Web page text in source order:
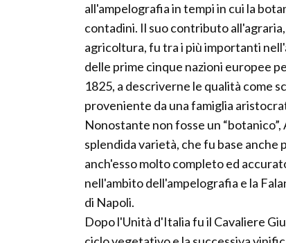
all'ampelografia in tempi in cui la
contadini. Il suo contributo
agricoltura, fu tra i più importanti
delle prime cinque nazioni europee
1825, a descriverne le qualità come
proveniente da una famiglia
Nonostante non fosse un
splendida varietà, che fu base
anch'esso molto completo ed
nell'ambito dell'ampelografia e la
di Napoli.
Dopo l'Unità d'Italia fu il Cavaliere